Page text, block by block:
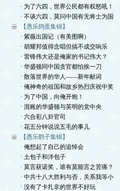
· 为了六四，世界公民都有权怒吼！
· 不谈六四，莫问中国有无将士为国
【愚乐鸽蛋集锦】
· 紫薇出国记（有美图啊）
· 胡耀邦值得念唱但搞不成交响乐
· 雷锋伟大还是俺家的书记伟大？
· 华盛顿同中国贪官都怕挨一刀
· 散落世界的华人——新年献词
· 俺神奇的祖国和故乡热烈庆祝中奖
· 为了中国，向俺开炮！
· 混账的华盛顿与英明的党中央
· 六合彩八卦官司
· 花五分钟说说五毛的事儿
【愚乐鹞子集锦】
· 俺想起了自己的追悼会
· 土包子和洋包子
· 莫言获诺奖，谁有莫能言之苦痛？
· 中共十八大胜利与否，关系我等小
· 没有了卡扎非的世界不好玩